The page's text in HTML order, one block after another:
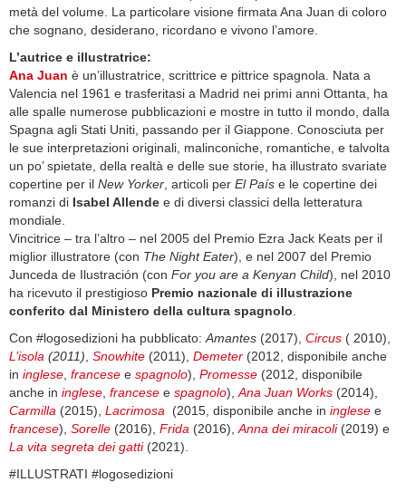
metà del volume. La particolare visione firmata Ana Juan di coloro
che sognano, desiderano, ricordano e vivono l’amore.
L’autrice e illustratrice:
Ana Juan è un’illustratrice, scrittrice e pittrice spagnola. Nata a
Valencia nel 1961 e trasferitasi a Madrid nei primi anni Ottanta, ha
alle spalle numerose pubblicazioni e mostre in tutto il mondo, dalla
Spagna agli Stati Uniti, passando per il Giappone. Conosciuta per
le sue interpretazioni originali, malinconiche, romantiche, e talvolta
un po’ spietate, della realtà e delle sue storie, ha illustrato svariate
copertine per il New Yorker, articoli per El País e le copertine dei
romanzi di Isabel Allende e di diversi classici della letteratura
mondiale.
Vincitrice – tra l’altro – nel 2005 del Premio Ezra Jack Keats per il
miglior illustratore (con The Night Eater), e nel 2007 del Premio
Junceda de Ilustración (con For you are a Kenyan Child), nel 2010
ha ricevuto il prestigioso Premio nazionale di illustrazione
conferito dal Ministero della cultura spagnolo.
Con #logosedizioni ha pubblicato:Amantes (2017), Circus ( 2010),
L’isola (2011), Snowhite (2011), Demeter (2012, disponibile anche
in inglese, francese e spagnolo), Promesse (2012, disponibile
anche in inglese, francese e spagnolo),Ana Juan Works (2014),
Carmilla (2015), Lacrimosa (2015, disponibile anche in inglese e
francese), Sorelle (2016), Frida (2016),Anna dei miracoli(2019) e
La vita segreta dei gatti(2021).
#ILLUSTRATI #logosedizioni